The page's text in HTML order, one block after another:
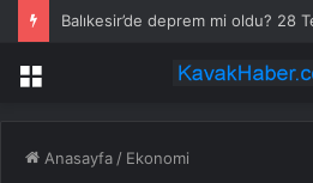
Menü
Anasayfa / Ekonomi